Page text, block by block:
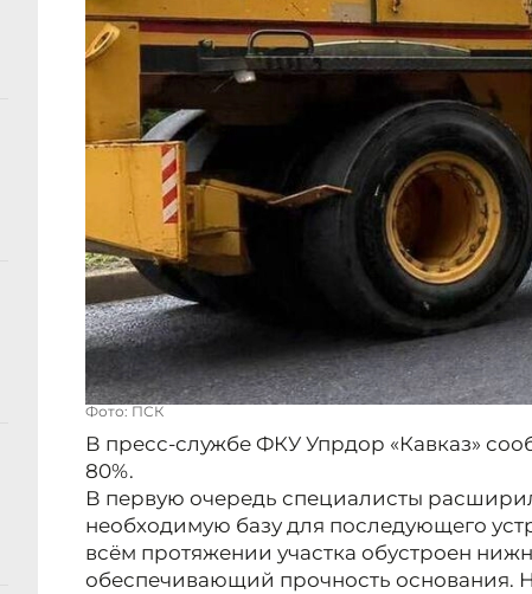
Фото: ПСК
В пресс-службе ФКУ Упрдор «Кавказ»
80%.
В первую очередь специалисты
необходимую базу для последующего
всём протяжении участка обустроен
обеспечивающий прочность основания.